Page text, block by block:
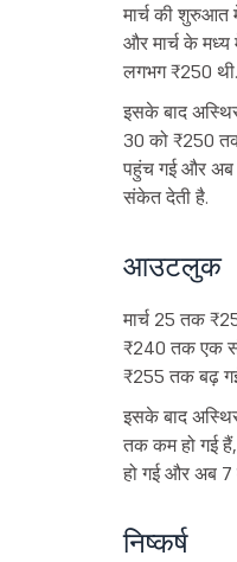
मार्च की शुरुआत
और मार्च के
लगभग ₹250 थी.
इसके बाद
30 को ₹250
पहुंच गई और अब
संकेत देती है.
आउटलुक
मार्च 25 तक
₹240 तक एक
₹255 तक बढ़
इसके बाद
तक कम हो गई
हो गई और अब 7
निष्कर्ष